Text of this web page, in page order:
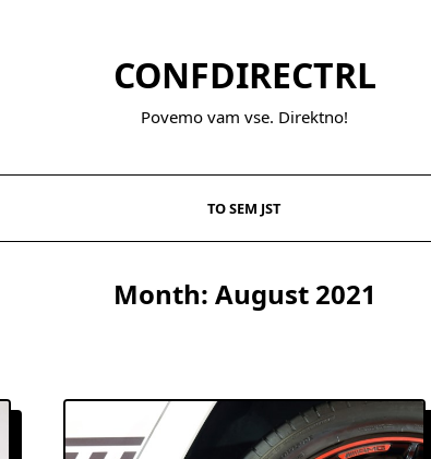
CONFDIRECTRL
Povemo vam vse. Direktno!
TO SEM JST
Month: August 2021